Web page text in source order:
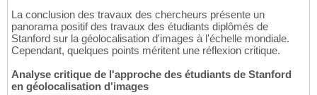
La conclusion des travaux des chercheurs présente un
panorama positif des travaux des étudiants diplômés de
Stanford sur la géolocalisation d'images à l'échelle mondiale.
Cependant, quelques points méritent une réflexion critique.
Analyse critique de l'approche des étudiants de Stanford
en géolocalisation d'images